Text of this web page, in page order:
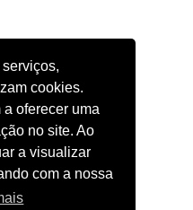
cookies.
oferecer uma
no site. Ao
a visualizar
com a nossa